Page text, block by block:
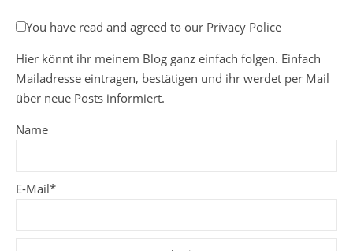
You have read and agreed to our Privacy Police
Hier könnt ihr meinem Blog ganz einfach folgen. Einfach
Mailadresse eintragen, bestätigen und ihr werdet per Mail
über neue Posts informiert.
Name
E-Mail*